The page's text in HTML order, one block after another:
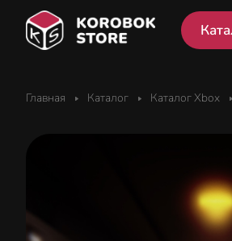
Главная Каталог Каталог Xbox